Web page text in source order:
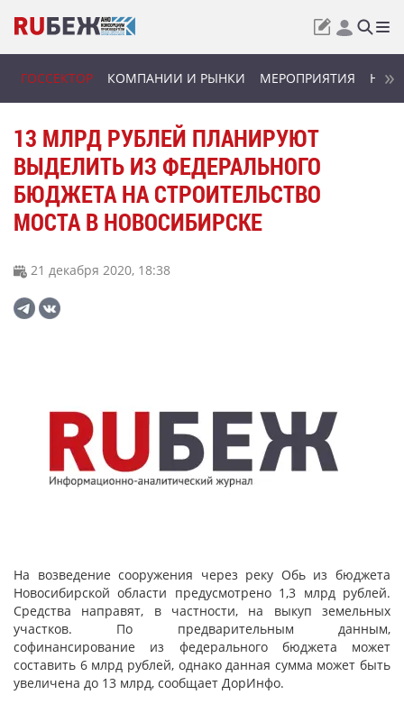
ГОССЕКТОР КОМПАНИИ И РЫНКИ МЕРОПРИЯТИЯ
13 МЛРД РУБЛЕЙ ПЛАНИРУЮТ
ВЫДЕЛИТЬ ИЗ ФЕДЕРАЛЬНОГО
БЮДЖЕТА НА СТРОИТЕЛЬСТВО
МОСТА В НОВОСИБИРСКЕ
21 декабря 2020, 18:38
На возведение сооружения через реку Обь из бюджета
Новосибирской области предусмотрено 1,3 млрд рублей.
Средства направят, в частности, на выкуп земельных
участков. По предварительным данным,
софинансирование из федерального бюджета может
составить 6 млрд рублей, однако данная сумма может быть
увеличена до 13 млрд, сообщает ДорИнфо.